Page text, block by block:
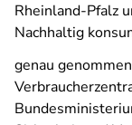
Rheinland-Pfalz
Nachhaltig
genau